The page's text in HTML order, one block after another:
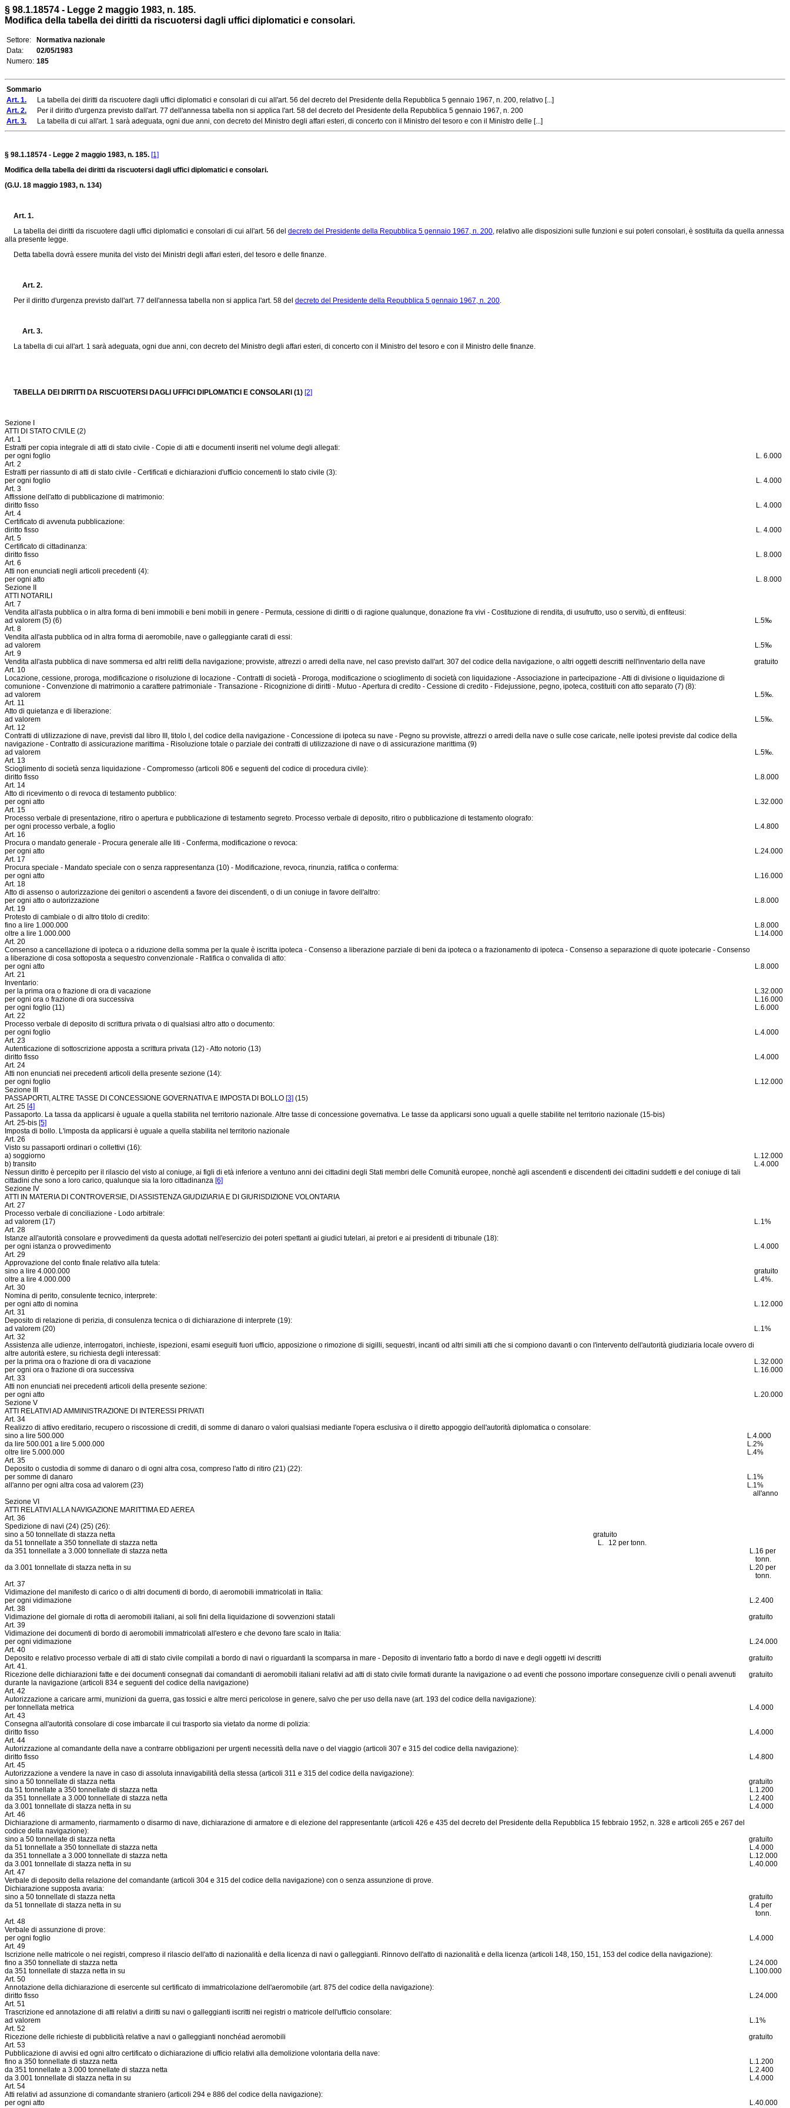
§ 98.1.18574 - Legge 2 maggio 1983, n. 185.
Modifica della tabella dei diritti da riscuotersi dagli uffici diplomatici e consolari.
Settore:
Normativa nazionale
Data:
02/05/1983
Numero: 185
Sommario
Art. 1. La tabella dei diritti da riscuotere dagli uffici diplomatici e consolari di cui all'art. 56 del decreto del Presidente della Repubblica 5 gennaio 1967, n. 200, relativo [...]
Art. 2. Per il diritto d'urgenza previsto dall'art. 77 dell'annessa tabella non si applica l'art. 58 del decreto del Presidente della Repubblica 5 gennaio 1967, n. 200
Art. 3. La tabella di cui all'art. 1 sarà adeguata, ogni due anni, con decreto del Ministro degli affari esteri, di concerto con il Ministro del tesoro e con il Ministro delle [...]
§ 98.1.18574 - Legge 2 maggio 1983, n. 185. [1]
Modifica della tabella dei diritti da riscuotersi dagli uffici diplomatici e consolari.
(G.U. 18 maggio 1983, n. 134)
Art. 1.
La tabella dei diritti da riscuotere dagli uffici diplomatici e consolari di cui all'art. 56 del decreto del Presidente della Repubblica 5 gennaio 1967, n. 200, relativo alle disposizioni sulle funzioni e sui poteri consolari, è sostituita da quella annessa
alla presente legge.
Detta tabella dovrà essere munita del visto dei Ministri degli affari esteri, del tesoro e delle finanze.
Art. 2.
Per il diritto d'urgenza previsto dall'art. 77 dell'annessa tabella non si applica l'art. 58 del decreto del Presidente della Repubblica 5 gennaio 1967, n. 200.
Art. 3.
La tabella di cui all'art. 1 sarà adeguata, ogni due anni, con decreto del Ministro degli affari esteri, di concerto con il Ministro del tesoro e con il Ministro delle finanze.
TABELLA DEI DIRITTI DA RISCUOTERSI DAGLI UFFICI DIPLOMATICI E CONSOLARI (1) [2]
Sezione I
ATTI DI STATO CIVILE (2)
Art. 1
Estratti per copia integrale di atti di stato civile - Copie di atti e documenti inseriti nel volume degli allegati:
per ogni foglio
L. 6.000
Art. 2
Estratti per riassunto di atti di stato civile - Certificati e dichiarazioni d'ufficio concernenti lo stato civile (3):
per ogni foglio
L. 4.000
Art. 3
Affissione dell'atto di pubblicazione di matrimonio:
diritto fisso
L. 4.000
Art. 4
Certificato di avvenuta pubblicazione:
diritto fisso
L. 4.000
Art. 5
Certificato di cittadinanza:
diritto fisso
L. 8.000
Art. 6
Atti non enunciati negli articoli precedenti (4):
per ogni atto
L. 8.000
Sezione II
ATTI NOTARILI
Art. 7
Vendita all'asta pubblica o in altra forma di beni immobili e beni mobili in genere - Permuta, cessione di diritti o di ragione qualunque, donazione fra vivi - Costituzione di rendita, di usufrutto, uso o servitù, di enfiteusi:
ad valorem (5) (6)
L.5‰
Art. 8
Vendita all'asta pubblica od in altra forma di aeromobile, nave o galleggiante carati di essi:
ad valorem
L.5‰
Art. 9
Vendita all'asta pubblica di nave sommersa ed altri relitti della navigazione; provviste, attrezzi o arredi della nave, nel caso previsto dall'art. 307 del codice della navigazione, o altri oggetti descritti nell'inventario della nave
gratuito
Art. 10
Locazione, cessione, proroga, modificazione o risoluzione di locazione - Contratti di società - Proroga, modificazione o scioglimento di società con liquidazione - Associazione in partecipazione - Atti di divisione o liquidazione di
comunione - Convenzione di matrimonio a carattere patrimoniale - Transazione - Ricognizione di diritti - Mutuo - Apertura di credito - Cessione di credito - Fidejussione, pegno, ipoteca, costituiti con atto separato (7) (8):
ad valorem
L.5‰.
Art. 11
Atto di quietanza e di liberazione:
ad valorem
L.5‰.
Art. 12
Contratti di utilizzazione di nave, previsti dal libro III, titolo I, del codice della navigazione - Concessione di ipoteca su nave - Pegno su provviste, attrezzi o arredi della nave o sulle cose caricate, nelle ipotesi previste dal codice della
navigazione - Contratto di assicurazione marittima - Risoluzione totale o parziale dei contratti di utilizzazione di nave o di assicurazione marittima (9)
ad valorem
L.5‰.
Art. 13
Scioglimento di società senza liquidazione - Compromesso (articoli 806 e seguenti del codice di procedura civile):
diritto fisso
L.8.000
Art. 14
Atto di ricevimento o di revoca di testamento pubblico:
per ogni atto
L.32.000
Art. 15
Processo verbale di presentazione, ritiro o apertura e pubblicazione di testamento segreto. Processo verbale di deposito, ritiro o pubblicazione di testamento olografo:
per ogni processo verbale, a foglio
L.4.800
Art. 16
Procura o mandato generale - Procura generale alle liti - Conferma, modificazione o revoca:
per ogni atto
L.24.000
Art. 17
Procura speciale - Mandato speciale con o senza rappresentanza (10) - Modificazione, revoca, rinunzia, ratifica o conferma:
per ogni atto
L.16.000
Art. 18
Atto di assenso o autorizzazione dei genitori o ascendenti a favore dei discendenti, o di un coniuge in favore dell'altro:
per ogni atto o autorizzazione
L.8.000
Art. 19
Protesto di cambiale o di altro titolo di credito:
fino a lire 1.000.000
L.8.000
oltre a lire 1.000.000
L.14.000
Art. 20
Consenso a cancellazione di ipoteca o a riduzione della somma per la quale è iscritta ipoteca - Consenso a liberazione parziale di beni da ipoteca o a frazionamento di ipoteca - Consenso a separazione di quote ipotecarie - Consenso
a liberazione di cosa sottoposta a sequestro convenzionale - Ratifica o convalida di atto:
per ogni atto
L.8.000
Art. 21
Inventario:
per la prima ora o frazione di ora di vacazione
L.32.000
per ogni ora o frazione di ora successiva
L.16.000
per ogni foglio (11)
L.6.000
Art. 22
Processo verbale di deposito di scrittura privata o di qualsiasi altro atto o documento:
per ogni foglio
L.4.000
Art. 23
Autenticazione di sottoscrizione apposta a scrittura privata (12) - Atto notorio (13)
diritto fisso
L.4.000
Art. 24
Atti non enunciati nei precedenti articoli della presente sezione (14):
per ogni foglio
L.12.000
Sezione III
PASSAPORTI, ALTRE TASSE DI CONCESSIONE GOVERNATIVA E IMPOSTA DI BOLLO [3] (15)
Art. 25 [4]
Passaporto. La tassa da applicarsi è uguale a quella stabilita nel territorio nazionale. Altre tasse di concessione governativa. Le tasse da applicarsi sono uguali a quelle stabilite nel territorio nazionale (15-bis)
Art. 25-bis [5]
Imposta di bollo. L'imposta da applicarsi è uguale a quella stabilita nel territorio nazionale
Art. 26
Visto su passaporti ordinari o collettivi (16):
a) soggiorno
L.12.000
b) transito
L.4.000
Nessun diritto è percepito per il rilascio del visto al coniuge, ai figli di età inferiore a ventuno anni dei cittadini degli Stati membri delle Comunità europee, nonchè agli ascendenti e discendenti dei cittadini suddetti e del coniuge di tali
cittadini che sono a loro carico, qualunque sia la loro cittadinanza [6]
Sezione IV
ATTI IN MATERIA DI CONTROVERSIE, DI ASSISTENZA GIUDIZIARIA E DI GIURISDIZIONE VOLONTARIA
Art. 27
Processo verbale di conciliazione - Lodo arbitrale:
ad valorem (17)
L.1%
Art. 28
Istanze all'autorità consolare e provvedimenti da questa adottati nell'esercizio dei poteri spettanti ai giudici tutelari, ai pretori e ai presidenti di tribunale (18):
per ogni istanza o provvedimento
L.4.000
Art. 29
Approvazione del conto finale relativo alla tutela:
sino a lire 4.000.000
gratuito
oltre a lire 4.000.000
L.4%.
Art. 30
Nomina di perito, consulente tecnico, interprete:
per ogni atto di nomina
L.12.000
Art. 31
Deposito di relazione di perizia, di consulenza tecnica o di dichiarazione di interprete (19):
ad valorem (20)
L.1%
Art. 32
Assistenza alle udienze, interrogatori, inchieste, ispezioni, esami eseguiti fuori ufficio, apposizione o rimozione di sigilli, sequestri, incanti od altri simili atti che si compiono davanti o con l'intervento dell'autorità giudiziaria locale ovvero di
altre autorità estere, su richiesta degli interessati:
per la prima ora o frazione di ora di vacazione
L.32.000
per ogni ora o frazione di ora successiva
L.16.000
Art. 33
Atti non enunciati nei precedenti articoli della presente sezione:
per ogni atto
L.20.000
Sezione V
ATTI RELATIVI AD AMMINISTRAZIONE DI INTERESSI PRIVATI
Art. 34
Realizzo di attivo ereditario, recupero o riscossione di crediti, di somme di danaro o valori qualsiasi mediante l'opera esclusiva o il diretto appoggio dell'autorità diplomatica o consolare:
sino a lire 500.000
L.4.000
da lire 500.001 a lire 5.000.000
L.2%
oltre lire 5.000.000
L.4%
Art. 35
Deposito o custodia di somme di danaro o di ogni altra cosa, compreso l'atto di ritiro (21) (22):
per somme di danaro
L.1%
all'anno per ogni altra cosa ad valorem (23)
L.1%
all'anno
Sezione VI
ATTI RELATIVI ALLA NAVIGAZIONE MARITTIMA ED AEREA
Art. 36
Spedizione di navi (24) (25) (26):
sino a 50 tonnellate di stazza netta
gratuito
da 51 tonnellate a 350 tonnellate di stazza netta
L.
12 per tonn.
da 351 tonnellate a 3.000 tonnellate di stazza netta
L.16 per
tonn.
da 3.001 tonnellate di stazza netta in su
L.20 per
tonn.
Art. 37
Vidimazione del manifesto di carico o di altri documenti di bordo, di aeromobili immatricolati in Italia:
per ogni vidimazione
L.2.400
Art. 38
Vidimazione del giornale di rotta di aeromobili italiani, ai soli fini della liquidazione di sovvenzioni statali
gratuito
Art. 39
Vidimazione dei documenti di bordo di aeromobili immatricolati all'estero e che devono fare scalo in Italia:
per ogni vidimazione
L.24.000
Art. 40
Deposito e relativo processo verbale di atti di stato civile compilati a bordo di navi o riguardanti la scomparsa in mare - Deposito di inventario fatto a bordo di nave e degli oggetti ivi descritti
gratuito
Art. 41.
Ricezione delle dichiarazioni fatte e dei documenti consegnati dai comandanti di aeromobili italiani relativi ad atti di stato civile formati durante la navigazione o ad eventi che possono importare conseguenze civili o penali avvenuti
durante la navigazione (articoli 834 e seguenti del codice della navigazione)
gratuito
Art. 42
Autorizzazione a caricare armi, munizioni da guerra, gas tossici e altre merci pericolose in genere, salvo che per uso della nave (art. 193 del codice della navigazione):
per tonnellata metrica
L.4.000
Art. 43
Consegna all'autorità consolare di cose imbarcate il cui trasporto sia vietato da norme di polizia:
diritto fisso
L.4.000
Art. 44
Autorizzazione al comandante della nave a contrarre obbligazioni per urgenti necessità della nave o del viaggio (articoli 307 e 315 del codice della navigazione):
diritto fisso
L.4.800
Art. 45
Autorizzazione a vendere la nave in caso di assoluta innavigabilità della stessa (articoli 311 e 315 del codice della navigazione):
sino a 50 tonnellate di stazza netta
gratuito
da 51 tonnellate a 350 tonnellate di stazza netta
L.1.200
da 351 tonnellate a 3.000 tonnellate di stazza netta
L.2.400
da 3.001 tonnellate di stazza netta in su
L.4.000
Art. 46
Dichiarazione di armamento, riarmamento o disarmo di nave, dichiarazione di armatore e di elezione del rappresentante (articoli 426 e 435 del decreto del Presidente della Repubblica 15 febbraio 1952, n. 328 e articoli 265 e 267 del
codice della navigazione):
sino a 50 tonnellate di stazza netta
gratuito
da 51 tonnellate a 350 tonnellate di stazza netta
L.4.000
da 351 tonnellate a 3.000 tonnellate di stazza netta
L.12.000
da 3.001 tonnellate di stazza netta in su
L.40.000
Art. 47
Verbale di deposito della relazione del comandante (articoli 304 e 315 del codice della navigazione) con o senza assunzione di prove.
Dichiarazione supposta avaria:
sino a 50 tonnellate di stazza netta
gratuito
da 51 tonnellate di stazza netta in su
L.4 per
tonn.
Art. 48
Verbale di assunzione di prove:
per ogni foglio
L.4.000
Art. 49
Iscrizione nelle matricole o nei registri, compreso il rilascio dell'atto di nazionalità e della licenza di navi o galleggianti. Rinnovo dell'atto di nazionalità e della licenza (articoli 148, 150, 151, 153 del codice della navigazione):
fino a 350 tonnellate di stazza netta
L.24.000
da 351 tonnellate di stazza netta in su
L.100.000
Art. 50
Annotazione della dichiarazione di esercente sul certificato di immatricolazione dell'aeromobile (art. 875 del codice della navigazione):
diritto fisso
L.24.000
Art. 51
Trascrizione ed annotazione di atti relativi a diritti su navi o galleggianti iscritti nei registri o matricole dell'ufficio consolare:
ad valorem
L.1%
Art. 52
Ricezione delle richieste di pubblicità relative a navi o galleggianti nonchéad aeromobili
gratuito
Art. 53
Pubblicazione di avvisi ed ogni altro certificato o dichiarazione di ufficio relativi alla demolizione volontaria della nave:
fino a 350 tonnellate di stazza netta
L.1.200
da 351 tonnellate a 3.000 tonnellate di stazza netta
L.2.400
da 3.001 tonnellate di stazza netta in su
L.4.000
Art. 54
Atti relativi ad assunzione di comandante straniero (articoli 294 e 886 del codice della navigazione):
per ogni atto
L.40.000